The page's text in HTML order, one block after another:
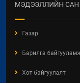
МЭДЭЭЛЛИЙН САН
Газар
Барилга
Хот байгуулалт